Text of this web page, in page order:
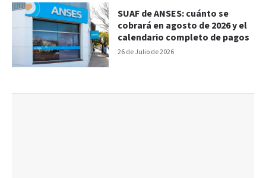
26 de Julio de 2026
SUAF de ANSES: cuánto se
cobrará en agosto de 2026 y el
calendario completo de pagos